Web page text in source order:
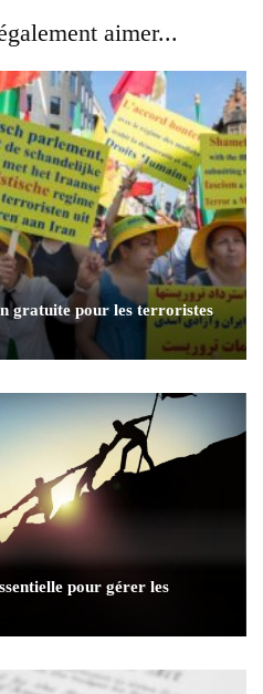
aimer...
gratuite pour les terroristes
pour gérer les